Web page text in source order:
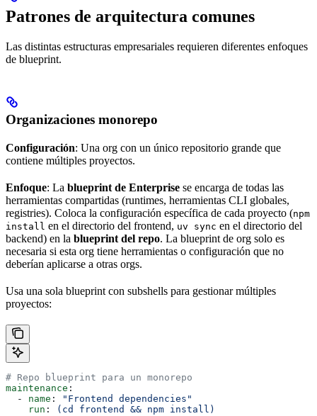
Patrones de arquitectura comunes
Las distintas estructuras empresariales requieren diferentes enfoques
de blueprint.
Organizaciones monorepo
Configuración: Una org con un único repositorio grande que
contiene múltiples proyectos.
Enfoque: La blueprint de Enterprise se encarga de todas las
herramientas compartidas (runtimes, herramientas CLI globales,
registries). Coloca la configuración específica de cada proyecto (npm
install en el directorio del frontend, uv sync en el directorio del
backend) en la blueprint del repo. La blueprint de org solo es
necesaria si esta org tiene herramientas o configuración que no
deberían aplicarse a otras orgs.
Usa una sola blueprint con subshells para gestionar múltiples
proyectos:
# Repo blueprint para un monorepo
maintenance :
  -
name :
"Frontend dependencies"
    run
:
(cd frontend && npm install)